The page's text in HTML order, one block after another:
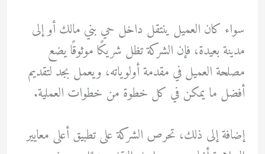
سواء كان العميل ينتقل داخل حي بني مالك أو إلى
مدينة بعيدة، فإن الشركة تظل شريكًا موثوقًا يضع
مصلحة العميل في مقدمة أولوياته، ويعمل بجد لتقديم
أفضل ما يمكن في كل خطوة من خطوات العملية.
إضافة إلى ذلك، تحرص الشركة على تطبيق أعلى معايير